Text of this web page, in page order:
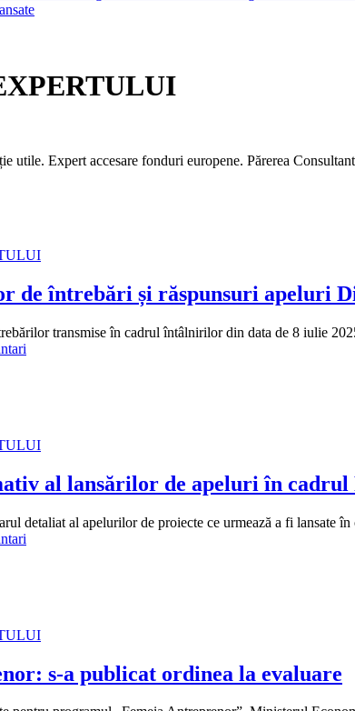
utile. Expert accesare fonduri europene. Părerea
de întrebări și răspunsuri apeluri
transmise în cadrul întâlnirilor din data de 8 iulie
al lansărilor de apeluri în cadrul
detaliat al apelurilor de proiecte ce urmează a fi lansate
s-a publicat ordinea la evaluare